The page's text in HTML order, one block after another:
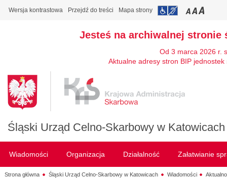
Wersja kontrastowa Przejdź do treści Mapa strony
Jesteś na archiwalnej
Od 3 marca 2026 r.
Aktualne adresy stron BIP
Śląski Urząd Celno-Skarbowy w Katowicach
Wiadomości Organizacja Działalność Załatwianie
Strona główna Śląski Urząd Celno-Skarbowy w Katowicach Wiadomości